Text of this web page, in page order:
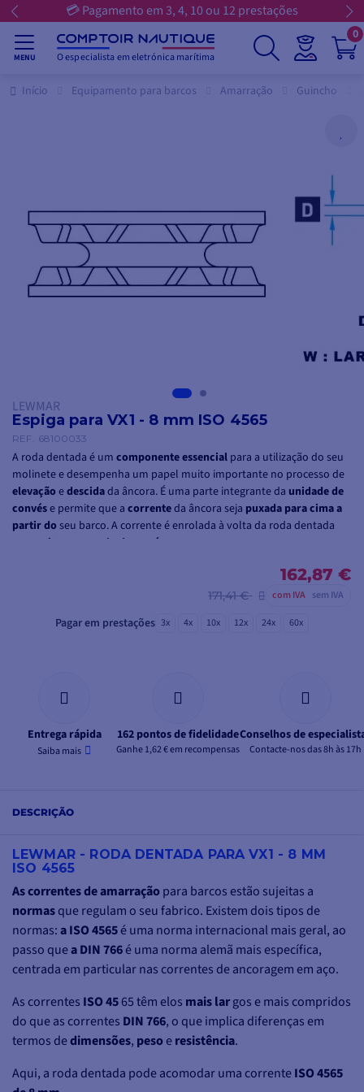
💳 Pagamento em 3, 4, 10 ou 12 prestações
MENU O especialista em eletrónica marítima
0
Início Equipamento para barcos Amarração Guincho
LEWMAR
Espiga para VX1 - 8 mm ISO 4565
REF. 68100033
A roda dentada é um componente essencial para a utilização do seu
molinete e desempenha um papel muito importante no processo de
elevaçãoedescidada âncora. É uma parte integrante da unidade de
convése permite que a correnteda âncora seja puxada para cima a
partir do seu barco. A corrente é enrolada à volta da roda dentada
evitar emaranhados nós
500We pode
de diâmetro ou corda de12 a 16 mm de
162,87 €
171,41 € com IVA sem IVA
Pagar em prestações 3x 4x 10x 12x 24x 60x
Entrega rápida
Saiba mais
162 pontos de fidelidade
Ganhe 1,62 € em recompensas
Conselhos de
Contacte-nos das 8h às 17h
DESCRIÇÃO
LEWMAR - RODA DENTADA PARA VX1 - 8 MM
ISO 4565
As correntes de amarraçãopara barcos estão sujeitas a
normasque regulam o seu fabrico. Existem dois tipos de
normas:a ISO 4565é uma norma internacional mais geral, ao
passo quea DIN 766é uma norma alemã mais específica,
centrada em particular nas correntes de ancoragem em aço.
As correntes ISO 4565 têm elos mais largos e mais compridos
do que as correntes DIN 766, o que implica diferenças em
termos dedimensões, pesoeresistência.
Aqui, a roda dentada pode acomodar uma correnteISO 4565